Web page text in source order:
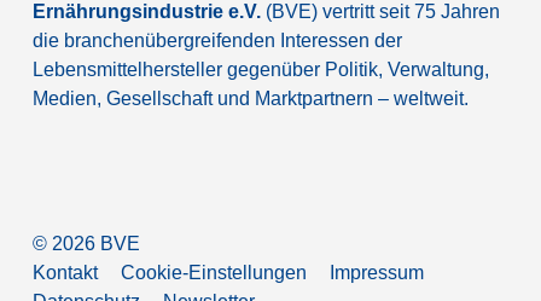
Ernährungsindustrie e.V. (BVE) vertritt seit 75 Jahren
die branchenübergreifenden Interessen der
Lebensmittelhersteller gegenüber Politik, Verwaltung,
Medien, Gesellschaft und Marktpartnern – weltweit.
© 2026BVE
Kontakt
Cookie-Einstellungen
Impressum